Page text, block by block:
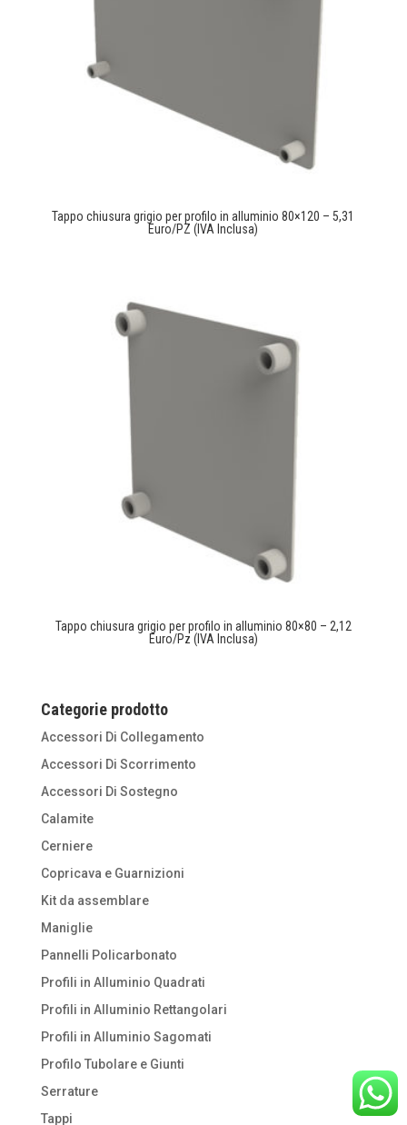
Tappo chiusura grigio per profilo in alluminio 80×120 – 5,31
Euro/PZ (IVA Inclusa)
Tappo chiusura grigio per profilo in alluminio 80×80 – 2,12
Euro/Pz (IVA Inclusa)
Categorie prodotto
Accessori Di Collegamento
Accessori Di Scorrimento
Accessori Di Sostegno
Calamite
Cerniere
Copricava e Guarnizioni
Kit da assemblare
Maniglie
Pannelli Policarbonato
Profili in Alluminio Quadrati
Profili in Alluminio Rettangolari
Profili in Alluminio Sagomati
Profilo Tubolare e Giunti
Serrature
Tappi